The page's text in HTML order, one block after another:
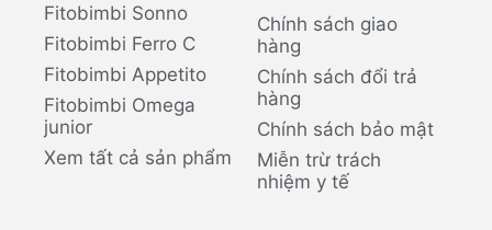
Fitobimbi Sonno
Fitobimbi Ferro C
Fitobimbi Appetito
Fitobimbi Omega
junior
Xem tất cả sản phẩm
Chính sách giao
hàng
Chính sách đổi trả
hàng
Chính sách bảo mật
Miễn trừ trách
nhiệm y tế